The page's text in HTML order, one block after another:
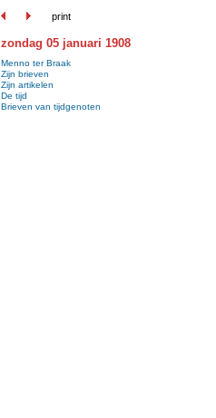
print
zondag 05 januari 1908
Menno ter Braak
Zijn brieven
Zijn artikelen
De tijd
Brieven van tijdgenoten